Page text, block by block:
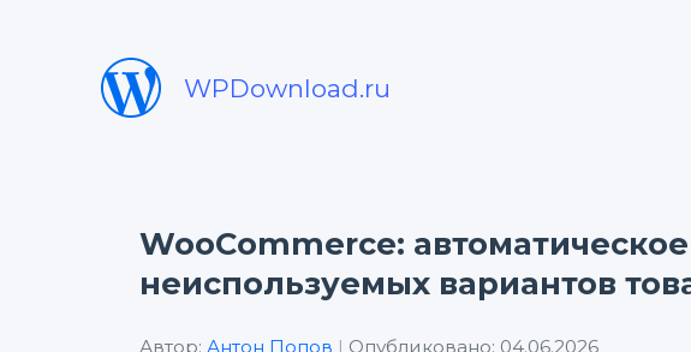
WPDownload.ru
WooCommerce:
неиспользуемых вариантов
Автор: Антон Попов | Опубликовано: 04.06.2026